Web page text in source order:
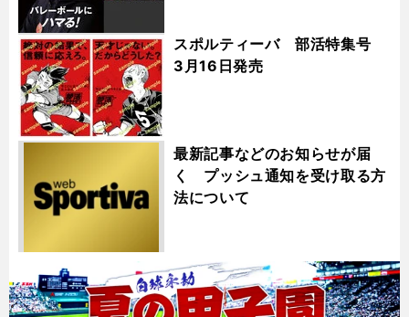
スポルティーバ 部活特集号
3月16日発売
最新記事などのお知らせが届
く プッシュ通知を受け取る方
法について